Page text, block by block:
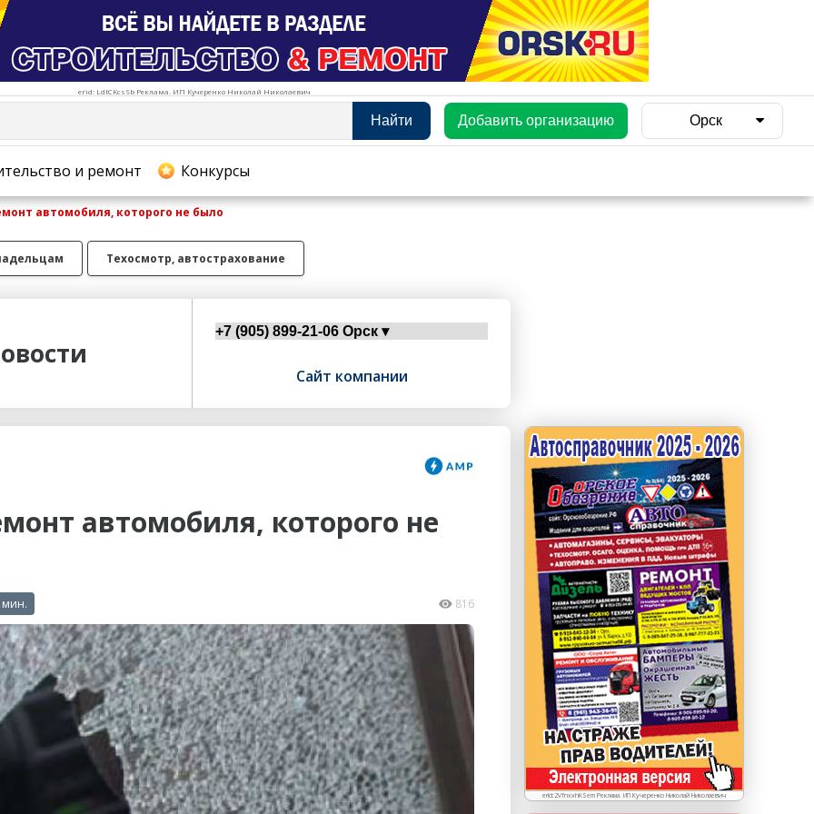
erid: LdtCKcsSb Реклама. ИП Кучеренко Николай Николаевич
Найти Добавить организацию Орск
и ремонт Конкурсы
erid: LdtCKJjWj Реклама. ИП Кучеренко Николай
Николаевич
автомобиля, которого не было
Техосмотр, автострахование
Сайт компании
автомобиля, которого не
мин. 816
erid:2VfnxxhKSem Реклама. ИП Кучеренко Николай Николаевич